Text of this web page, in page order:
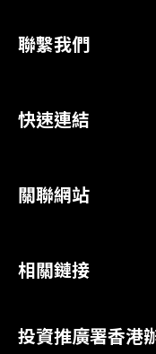
聯繫我們
快速連結
關聯網站
相關鏈接
投資推廣署香港